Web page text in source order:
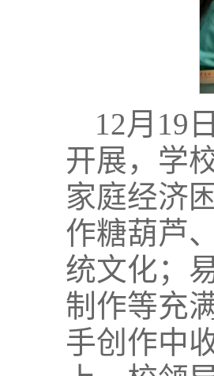
12月19
开展，学
家庭经济
作糖葫芦
统文化；
制作等充
手创作中